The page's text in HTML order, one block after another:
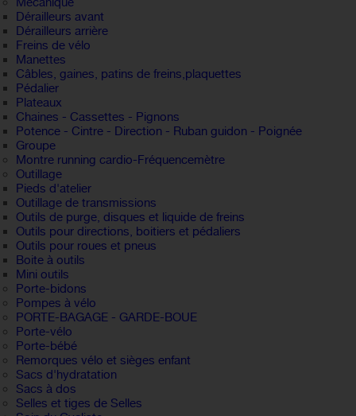
Dérailleurs avant
Dérailleurs arrière
Freins de vélo
Manettes
Câbles, gaines, patins de freins,plaquettes
Pédalier
Plateaux
Chaines - Cassettes - Pignons
Potence - Cintre - Direction - Ruban guidon - Poignée
Groupe
Montre running cardio-Fréquencemètre
Outillage
Pieds d'atelier
Outillage de transmissions
Outils de purge, disques et liquide de freins
Outils pour directions, boitiers et pédaliers
Outils pour roues et pneus
Boite à outils
Mini outils
Porte-bidons
Pompes à vélo
PORTE-BAGAGE - GARDE-BOUE
Porte-vélo
Porte-bébé
Remorques vélo et sièges enfant
Sacs d'hydratation
Sacs à dos
Selles et tiges de Selles